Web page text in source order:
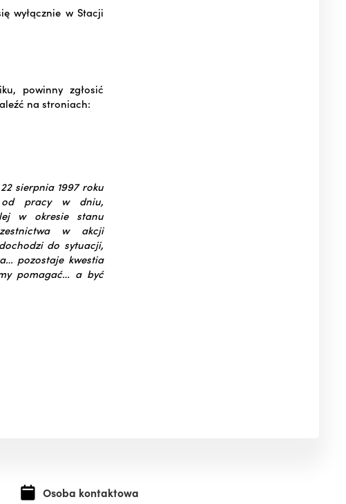
wyłącznie w Stacji
powinny zgłosić
na stroniach:
sierpnia 1997 roku
od pracy w dniu,
w okresie stanu
w akcji
do sytuacji,
pozostaje kwestia
pomagać… a być
Osoba kontaktowa